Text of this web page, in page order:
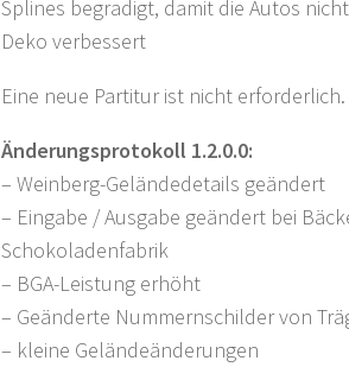
Splines begradigt, damit die Autos
Deko verbessert
Eine neue Partitur ist nicht
Änderungsprotokoll 1.2.0.0:
– Weinberg-Geländedetails geändert
– Eingabe / Ausgabe geändert bei
Schokoladenfabrik
– BGA-Leistung erhöht
– Geänderte Nummernschilder von
– kleine Geländeänderungen